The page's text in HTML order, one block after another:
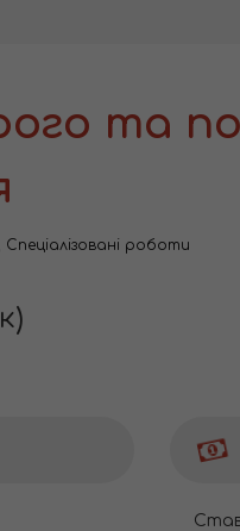
та
Спеціалізовані роботи